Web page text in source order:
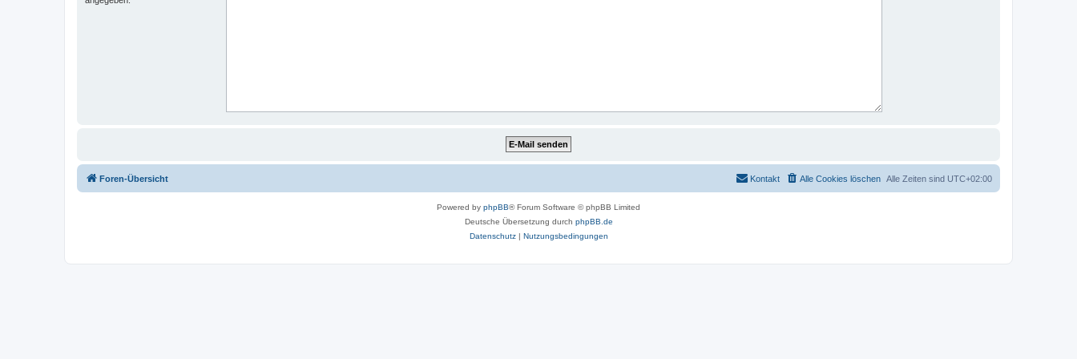
Foren-Übersicht Alle Zeiten sind UTC+02:00
Alle Cookies löschen
Kontakt
Powered by phpBB® Forum Software © phpBB Limited
Deutsche Übersetzung durch phpBB.de
Datenschutz| Nutzungsbedingungen